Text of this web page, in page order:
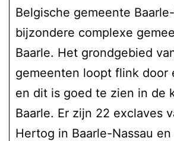
Belgische gemeente
bijzondere complexe
Baarle. Het grondgebied
gemeenten loopt flink door
en dit is goed te zien in de
Baarle. Er zijn 22 exclaves
Hertog in Baarle-Nassau